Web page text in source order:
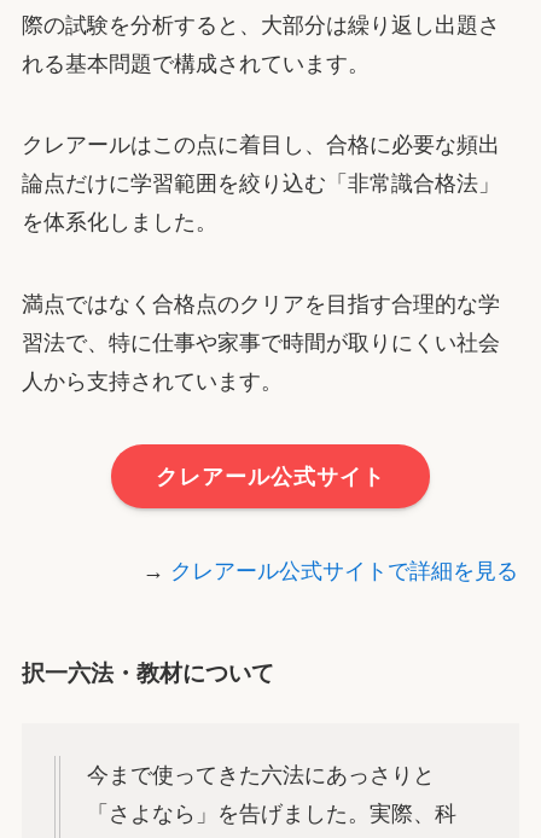
際の試験を分析すると、大部分は繰り返し出題さ
れる基本問題で構成されています。
クレアールはこの点に着目し、合格に必要な頻出
論点だけに学習範囲を絞り込む「非常識合格法」
を体系化しました。
満点ではなく合格点のクリアを目指す合理的な学
習法で、特に仕事や家事で時間が取りにくい社会
人から支持されています。
クレアール公式サイト
→ クレアール公式サイトで詳細を見る
択一六法・教材について
今まで使ってきた六法にあっさりと
「さよなら」を告げました。実際、科